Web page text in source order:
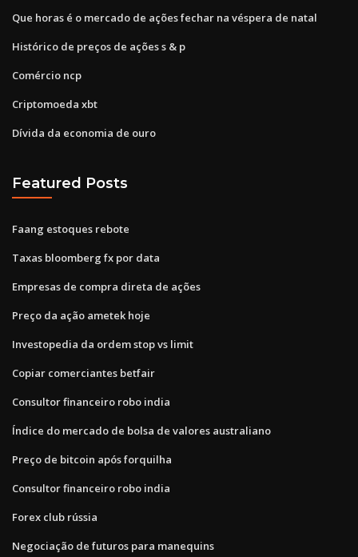
Que horas é o mercado de ações fechar na véspera de natal
Histórico de preços de ações s & p
Comércio ncp
Criptomoeda xbt
Dívida da economia de ouro
Featured Posts
Faang estoques rebote
Taxas bloomberg fx por data
Empresas de compra direta de ações
Preço da ação ametek hoje
Investopedia da ordem stop vs limit
Copiar comerciantes betfair
Consultor financeiro robo india
Índice do mercado de bolsa de valores australiano
Preço de bitcoin após forquilha
Consultor financeiro robo india
Forex club rússia
Negociação de futuros para manequins